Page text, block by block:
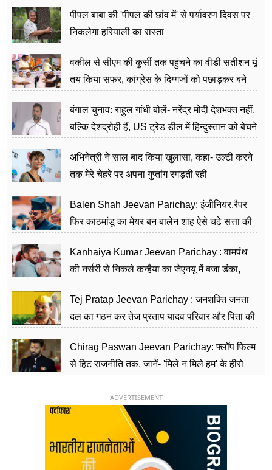
पीपल बाबा की 'पीपल की छांव में' से पर्यावरण दिवस पर
निकलेगा हरियाली का रास्ता
वकील से सीएम की कुर्सी तक पहुंचने का वीडी सतीशन यूं
तय किया सफर, कांग्रेस के दिग्गजों को पछाड़कर बने
बंगाल चुनाव: राहुल गांधी बोलें- नरेंद्र मोदी देशभक्त नहीं,
बल्कि देशद्रोही हैं, US ट्रेड डील में हिन्दुस्तान को बेचने
अभिनेत्री ने साल बाद किया खुलासा, कहा- उल्टी करने
तक मेरे चेहरे पर अपना गुप्तांग रगड़ती रही
Balen Shah Jeevan Parichay: इंजीनियर,रैपर
फिर काठमांडू का मेयर बन बालेन शाह ऐसे चढ़े सत्ता की
Kanhaiya Kumar Jeevan Parichay : वामपंथ
की नर्सरी से निकले कन्हैया का जेएनयू में बजा डंका,
Tej Pratap Jeevan Parichay : जनशक्ति जनता
दल का गठन कर तेज प्रताप यादव परिवार और पिता की
Chirag Paswan Jeevan Parichay: फ्लॉप फिल्म
से हिट राजनीति तक, जानें- 'मिले न मिले हम' के हीरो
ADVERTISEMENT